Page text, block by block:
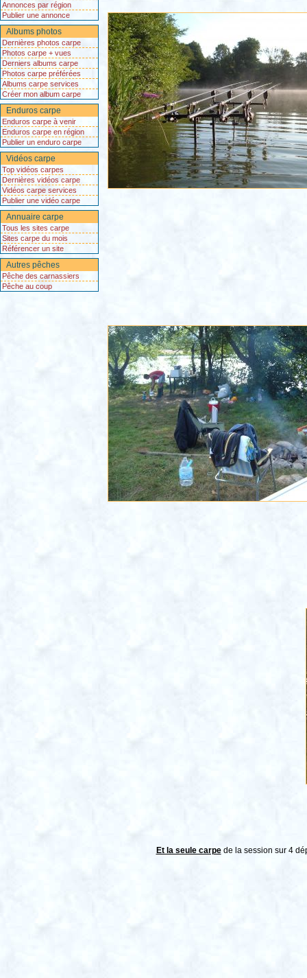
Annonces par région
Publier une annonce
Albums photos
Dernières photos carpe
Photos carpe + vues
Derniers albums carpe
Photos carpe préférées
Albums carpe services
Créer mon album carpe
Enduros carpe
Enduros carpe à venir
Enduros carpe en région
Publier un enduro carpe
Vidéos carpe
Top vidéos carpes
Dernières vidéos carpe
Vidéos carpe services
Publier une vidéo carpe
Annuaire carpe
Tous les sites carpe
Sites carpe du mois
Référencer un site
Autres pêches
Pêche des carnassiers
Pêche au coup
Et la seule carpede la session sur 4